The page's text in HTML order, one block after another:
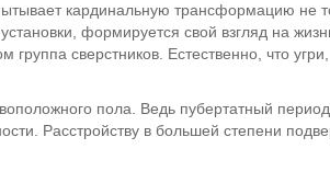
кардинальную трансформацию не
формируется свой взгляд на
сверстников. Естественно, что
пола. Ведь пубертатный
Расстройству в большей степени